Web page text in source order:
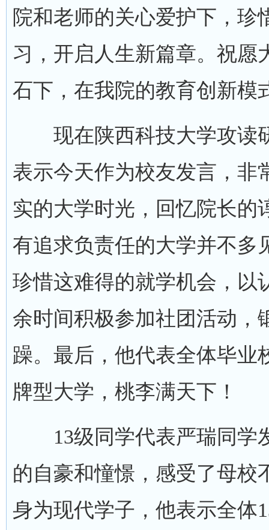
院和老师的关心爱护下，珍
习，开启人生新篇章。祝愿
石下，在我院的教育创新模
现在陕西科技大学攻读
表示今天作为校友发言，非
实的大学时光，回忆院长的
有追求负责任的大学并不多
珍惜这难得的就学机会，以
余时间积极参加社团活动，
躁。最后，他代表全体毕业
牌型大学，桃李满天下！
13级同学代表严瑞同学
的自豪和憧憬，感受了母校
身为现代学子，他表示全体